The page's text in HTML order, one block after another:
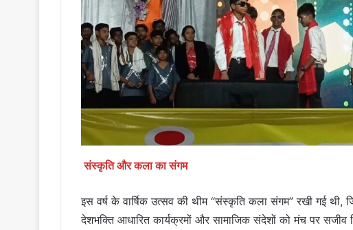
संस्कृति और कला का संगम
इस वर्ष के वार्षिक उत्सव की थीम “संस्कृति कला संगम” रखी गई
देशभक्ति आधारित कार्यक्रमों और सामाजिक संदेशों को मंच पर